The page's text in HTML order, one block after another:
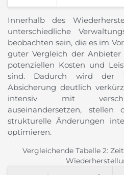
Innerhalb des
unterschiedliche
beobachten sein, die es im
guter Vergleich der
potenziellen Kosten und
sind. Dadurch wird der
Absicherung deutlich
intensiv mit
auseinandersetzen,
strukturelle Änderungen
optimieren.
Vergleichende Tabelle 2: